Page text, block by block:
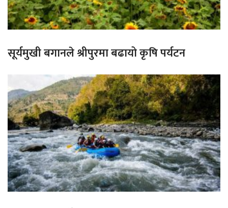
सूर्यमुखी बगानले श्रीपुरमा बढायो कृषि पर्यटन